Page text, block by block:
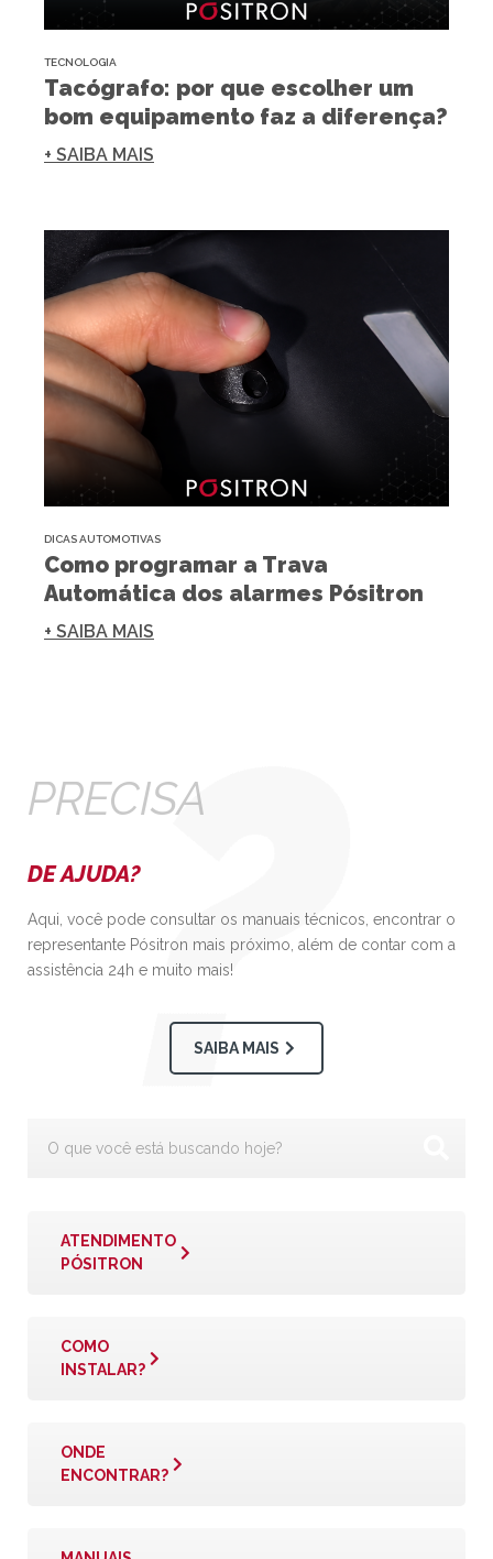
TECNOLOGIA
Tacógrafo: por que escolher um
bom equipamento faz a diferença?
+ SAIBA MAIS
DICAS AUTOMOTIVAS
Como programar a Trava
Automática dos alarmes Pósitron
+ SAIBA MAIS
PRECISA
DE AJUDA?
Aqui, você pode consultar os manuais técnicos, encontrar o
representante Pósitron mais próximo, além de contar com a
assistência 24h e muito mais!
SAIBA MAIS
ATENDIMENTO
PÓSITRON
COMO
INSTALAR?
ONDE
ENCONTRAR?